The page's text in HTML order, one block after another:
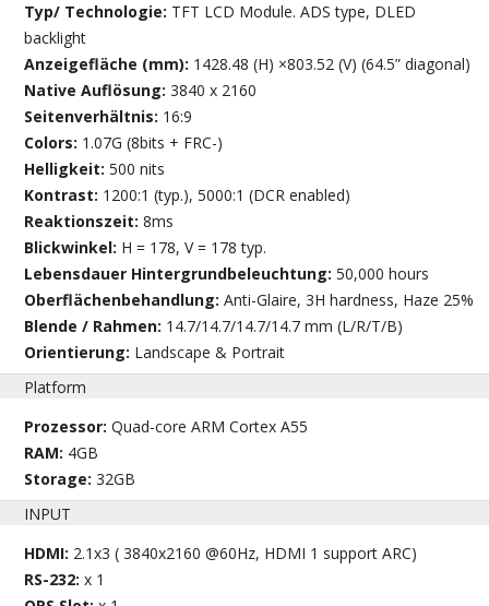
Typ/ Technologie: TFT LCD Module. ADS type, DLED
backlight
Anzeigefläche (mm): 1428.48 (H) ×803.52 (V) (64.5” diagonal)
Native Auflösung:3840 x 2160
Seitenverhältnis: 16:9
Colors: 1.07G (8bits + FRC-)
Helligkeit:500 nits
Kontrast: 1200:1 (typ.), 5000:1 (DCR enabled)
Reaktionszeit:8ms
Blickwinkel: H = 178, V = 178 typ.
Lebensdauer Hintergrundbeleuchtung:50,000 hours
Oberflächenbehandlung:Anti-Glaire, 3H hardness, Haze 25%
Blende / Rahmen: 14.7/14.7/14.7/14.7 mm (L/R/T/B)
Orientierung: Landscape & Portrait
Platform
Prozessor:Quad-core ARM Cortex A55
RAM: 4GB
Storage:32GB
INPUT
HDMI: 2.1x3 ( 3840x2160 @60Hz, HDMI 1 support ARC)
RS-232:x 1